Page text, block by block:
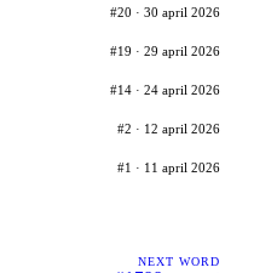
#20 · 30 april 2026
#19 · 29 april 2026
#14 · 24 april 2026
#2 · 12 april 2026
#1 · 11 april 2026
NEXT WORD